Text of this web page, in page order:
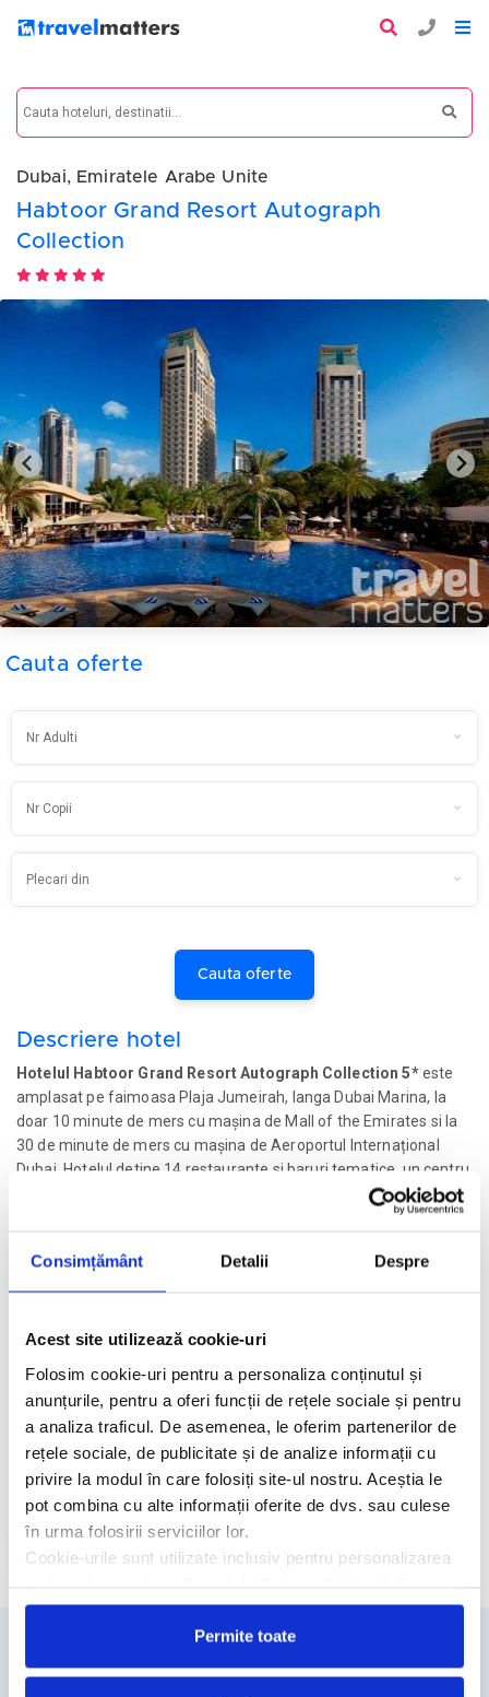
Consimțământ Detalii Despre
Acest site utilizează cookie-uri
Folosim cookie-uri pentru a personaliza conținutul și
anunțurile, pentru a oferi funcții de rețele sociale și pentru
a analiza traficul. De asemenea, le oferim partenerilor de
rețele sociale, de publicitate și de analize informații cu
privire la modul în care folosiți site-ul nostru. Aceștia le
pot combina cu alte informații oferite de dvs. sau culese
în urma folosirii serviciilor lor.
Cookie-urile sunt utilizate inclusiv pentru personalizarea
Permite toate
Dubai, Emiratele Arabe Unite
Habtoor Grand Resort Autograph
Collection
Cauta oferte
Cauta oferte
Descriere hotel
Hotelul Habtoor Grand Resort Autograph Collection 5*este
amplasat pe faimoasa Plaja Jumeirah, langa Dubai Marina, la
doar 10 minute de mers cu mașina de Mall of the Emirates si la
30 de minute de mers cu mașina de Aeroportul Internațional
Dubai. Hotelul detine 14 restaurante si baruri tematice, un centru
spa si wellness care ofera 30 de tratamente faciale si corporale,
3 piscine, inclusiv o piscina pentru copii cu tobogane acvatice,
la gradina superba. Hotelul apartine lantului hotelier Autograph
Collection.
Camere hotel
Masa:Mic dejun
Demipensiune
Cere oferta personalizata
Detalii si rezervari